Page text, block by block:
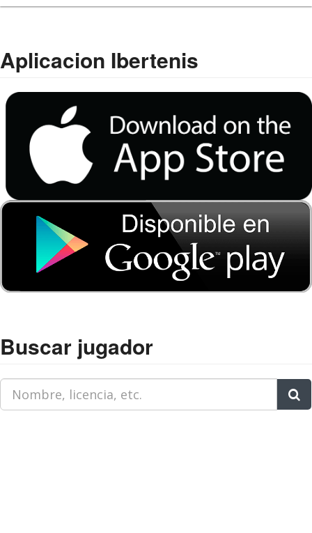
Aplicacion Ibertenis
Buscar jugador